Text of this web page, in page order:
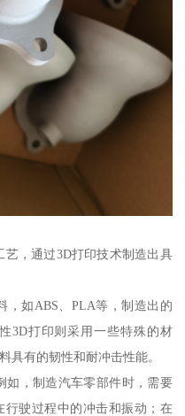
，通过3D打印技术制造出具
，如ABS、PLA等，制造出的
3D打印则采用一些特殊的材
具有的韧性和耐冲击性能。
如，制造汽车零部件时，需要
驶过程中的冲击和振动；在